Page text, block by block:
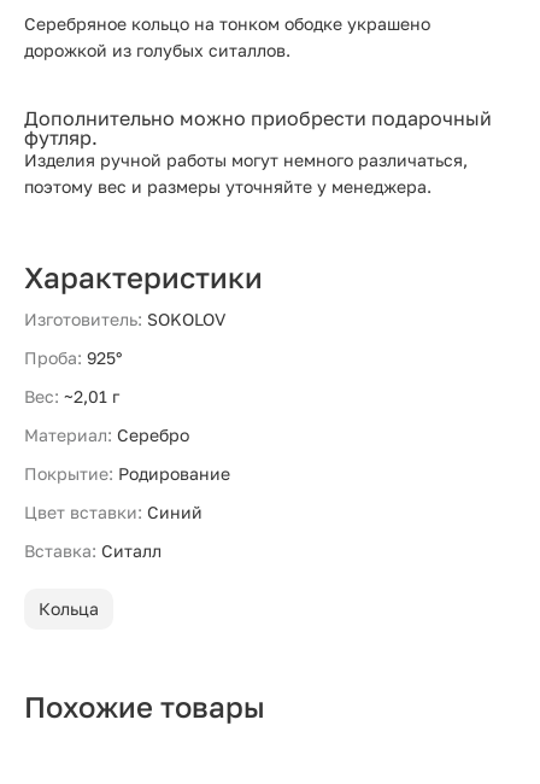
Серебряное кольцо на тонком ободке украшено
дорожкой из голубых ситаллов.
Дополнительно можно приобрести подарочный
футляр.
Изделия ручной работы могут немного различаться,
поэтому вес и размеры уточняйте у менеджера.
Характеристики
Изготовитель: SOKOLOV
Проба: 925°
Вес: ~2,01 г
Материал: Серебро
Покрытие: Родирование
Цвет вставки: Синий
Вставка: Ситалл
Кольца
Похожие товары